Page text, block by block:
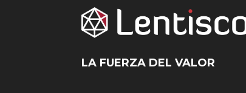
LA FUERZA DEL VALOR